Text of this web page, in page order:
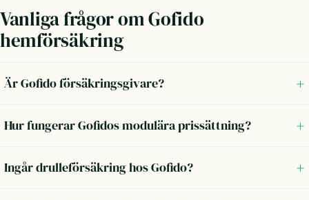
Vanliga frågor om Gofido
hemförsäkring
Är Gofido försäkringsgivare?
Hur fungerar Gofidos modulära prissättning?
Ingår drulleförsäkring hos Gofido?